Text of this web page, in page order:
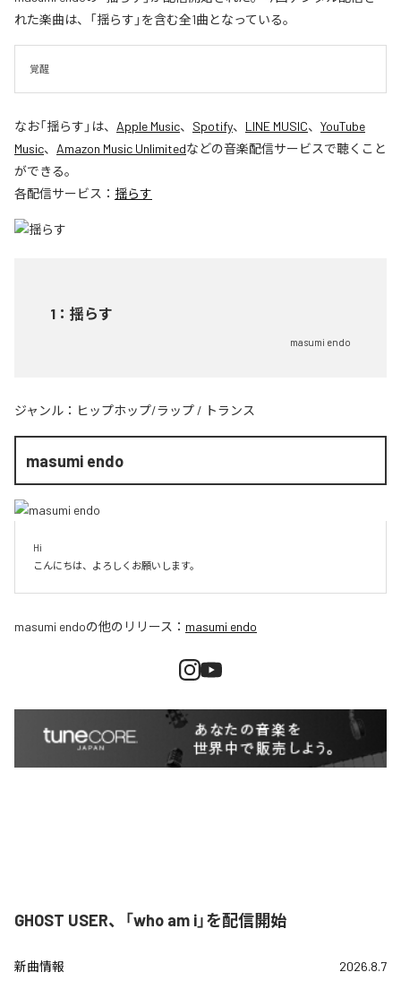
れた楽曲は、「揺らす」を含む全1曲となっている。
覚醒
なお「揺らす 」は、 Apple Music、 Spotify、 LINE MUSIC、 YouTube
Music、 Amazon Music Unlimitedなどの音楽配信サービスで聴くこと
ができる。
各配信サービス： 揺らす
1 ： 揺らす
masumi endo
ジャンル： ヒップホップ/ラップ / トランス
masumi endo
Hi
こんにちは、よろしくお願いします。
masumi endoの他のリリース： masumi endo
GHOST USER、「who am i」を配信開始
新曲情報 2026.8.7